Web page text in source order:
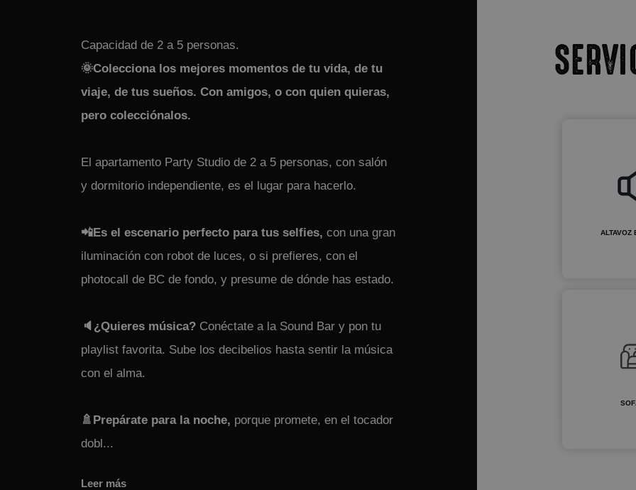
Capacidad de 2 a 5 personas.
🌞Colecciona los mejores momentos de tu vida, de tu
viaje, de tus sueños. Con amigos, o con quien quieras,
pero colecciónalos.
El apartamento Party Studio de 2 a 5 personas, con salón
y dormitorio independiente, es el lugar para hacerlo.
📲Es el escenario perfecto para tus selfies, con una gran
iluminación con robot de luces, o si prefieres, con el
photocall de BC de fondo, y presume de dónde has estado.
🔈¿Quieres música? Conéctate a la Sound Bar y pon tu
playlist favorita. Sube los decibelios hasta sentir la música
con el alma.
🚿Prepárate para la noche, porque promete, en el tocador
dobl...
Leer más
ALTAVOZ